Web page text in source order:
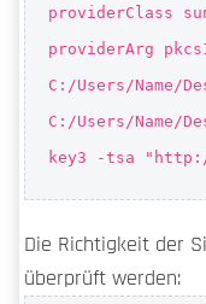
providerClass
providerArg
C:/Users/Name/
C:/Users/Name/
key3 -tsa
Die Richtigkeit der
überprüft werden: